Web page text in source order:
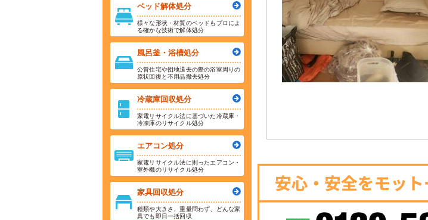
ベッド解体処分
様々な形状・材質のベッドもプロによ
る確かな技術で解体処分
風呂釜・浴槽処分
公営住宅や団地退去の際の浴室周りの
原状回復と不用品撤去処分
冷蔵庫回収処分
家電リサイクル法に基づいた冷蔵庫・
冷凍庫のリサイクル処分
エアコン処分
家電リサイクル法に則ったエアコン・
室外機のリサイクル処分
家具回収処分
種類や大きさ、重量問わず、どんな家
具でも即日一括回収